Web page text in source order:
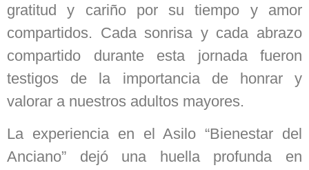
gratitud y cariño por su tiempo y amor
compartidos. Cada sonrisa y cada abrazo
compartido durante esta jornada fueron
testigos de la importancia de honrar y
valorar a nuestros adultos mayores.
La experiencia en el Asilo “Bienestar del
Anciano” dejó una huella profunda en